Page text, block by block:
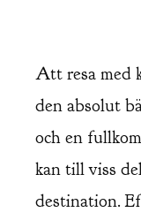
Att resa med
den absolut
och en
kan till viss
destination.